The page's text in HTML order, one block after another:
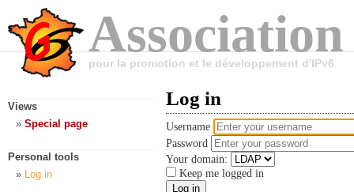
pour la promotion et le développement d'IPv6
Log in
Username
Password
Your domain:
Keep me logged in
Views
Special page
Personal tools
Log in